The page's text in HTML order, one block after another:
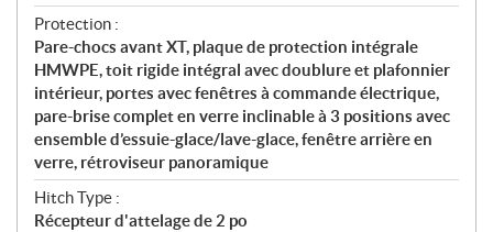
Protection :
Pare-chocs avant XT, plaque de protection intégrale
HMWPE, toit rigide intégral avec doublure et plafonnier
intérieur, portes avec fenêtres à commande électrique,
pare-brise complet en verre inclinable à 3 positions avec
ensemble d’essuie-glace/lave-glace, fenêtre arrière en
verre, rétroviseur panoramique
Hitch Type :
Récepteur d'attelage de 2 po